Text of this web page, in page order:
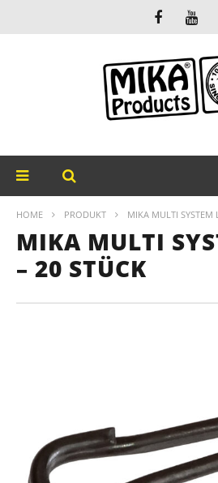
HOME PRODUKT MIKA MULTI SYSTEM
MIKA MULTI
– 20 STÜCK